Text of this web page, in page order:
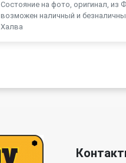
Состояние на фото, оригинал, из
возможен наличный и
Халва